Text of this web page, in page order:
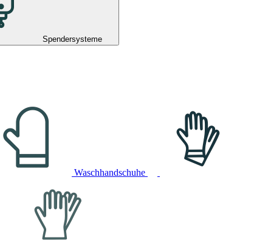
Spendersysteme
Waschhandschuhe